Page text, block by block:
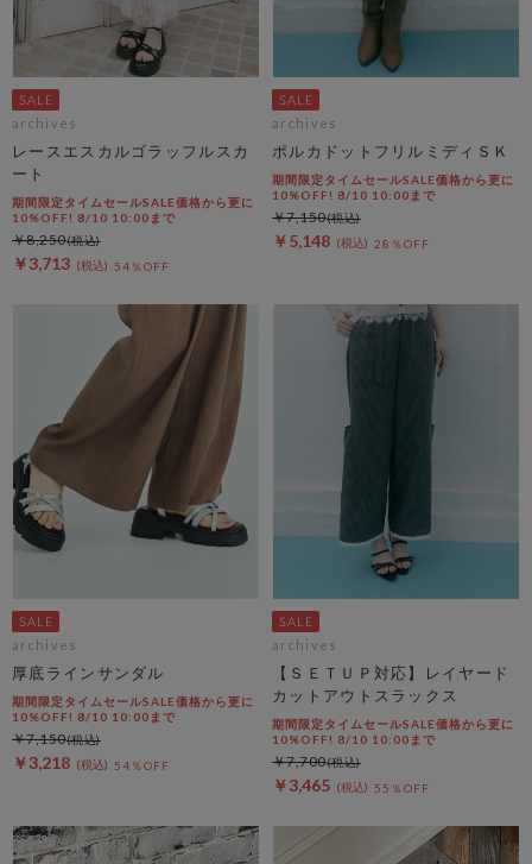
archives
レースエスカルゴラッフルスカ
ート
期間限定タイムセールSALE価格から更に
10%OFF! 8/10 10:00まで
￥3,713 54％OFF
￥8,250
archives
ポルカドットフリルミディＳＫ
期間限定タイムセールSALE価格から更に
10%OFF! 8/10 10:00まで
￥5,148 28％OFF
￥7,150
archives
厚底ラインサンダル
期間限定タイムセールSALE価格から更に
10%OFF! 8/10 10:00まで
￥3,218 54％OFF
￥7,150
archives
【ＳＥＴＵＰ対応】レイヤード
カットアウトスラックス
期間限定タイムセールSALE価格から更に
10%OFF! 8/10 10:00まで
￥3,465 55％OFF
￥7,700